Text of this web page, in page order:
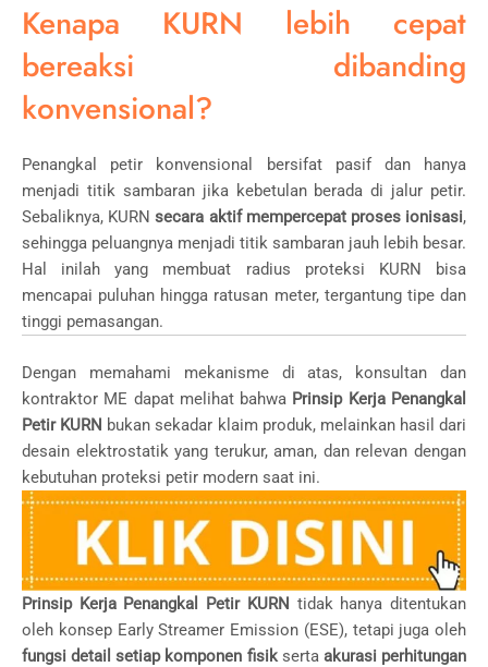
Kenapa KURN lebih cepat
bereaksi dibanding
konvensional?
Penangkal petir konvensional bersifat pasif dan hanya
menjadi titik sambaran jika kebetulan berada di jalur petir.
Sebaliknya, KURNsecara aktif mempercepat proses ionisasi,
sehingga peluangnya menjadi titik sambaran jauh lebih besar.
Hal inilah yang membuat radius proteksi KURN bisa
mencapai puluhan hingga ratusan meter, tergantung tipe dan
tinggi pemasangan.
Dengan memahami mekanisme di atas, konsultan dan
kontraktor ME dapat melihat bahwa Prinsip Kerja Penangkal
Petir KURN bukan sekadar klaim produk, melainkan hasil dari
desain elektrostatik yang terukur, aman, dan relevan dengan
kebutuhan proteksi petir modern saat ini.
Prinsip Kerja Penangkal Petir KURN tidak hanya ditentukan
oleh konsep Early Streamer Emission (ESE), tetapi juga oleh
fungsi detail setiap komponen fisikserta akurasi perhitungan